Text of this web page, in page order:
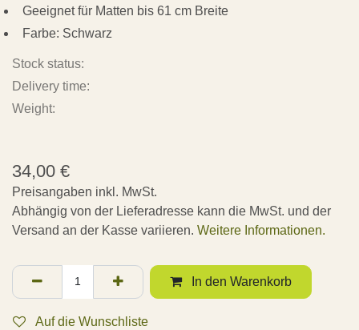
Geeignet für Matten bis 61 cm Breite
Farbe: Schwarz
Stock status:
Delivery time:
Weight:
34,00 €
Preisangaben inkl. MwSt.
Abhängig von der Lieferadresse kann die MwSt. und der
Versand an der Kasse variieren. Weitere Informationen.
In den Warenkorb
Auf die Wunschliste